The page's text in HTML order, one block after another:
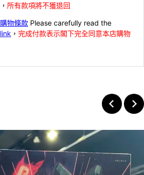
， 所有款項將不獲退回
購物條款 Please carefully read the
link ， 完成付款表示閣下完全同意本店購物